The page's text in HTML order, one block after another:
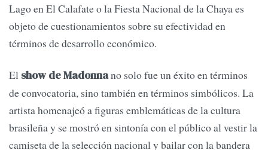
Lago en El Calafate o la Fiesta Nacional de la Chaya es
objeto de cuestionamientos sobre su efectividad en
términos de desarrollo económico.
El show de Madonnano solo fue un éxito en términos
de convocatoria, sino también en términos simbólicos. La
artista homenajeó a figuras emblemáticas de la cultura
brasileña y se mostró en sintonía con el público al vestir la
camiseta de la selección nacional y bailar con la bandera